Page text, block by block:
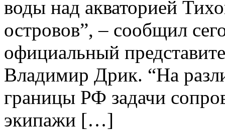
воды над акваторией
островов”, – сообщил
официальный
Владимир Дрик. “На
границы РФ задачи
экипажи […]